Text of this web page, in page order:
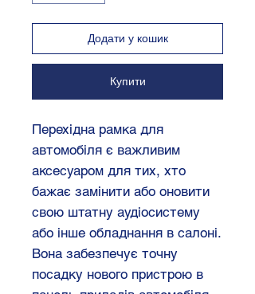
Додати у кошик
Купити
Перехідна рамка для
автомобіля є важливим
аксесуаром для тих, хто
бажає замінити або оновити
свою штатну аудіосистему
або інше обладнання в салоні.
Вона забезпечує точну
посадку нового пристрою в